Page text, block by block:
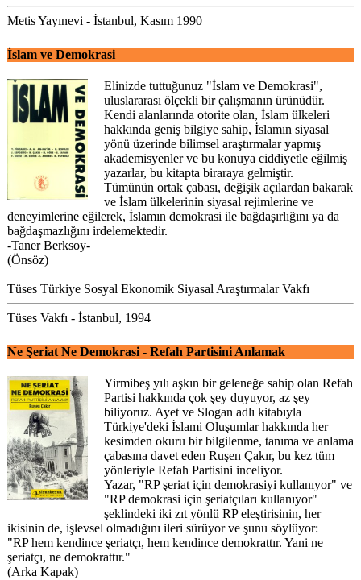
Metis Yayınevi - İstanbul, Kasım 1990
İslam ve Demokrasi
Elinizde tuttuğunuz "İslam ve Demokrasi",
uluslararası ölçekli bir çalışmanın ürünüdür.
Kendi alanlarında otorite olan, İslam ülkeleri
hakkında geniş bilgiye sahip, İslamın siyasal
yönü üzerinde bilimsel araştırmalar yapmış
akademisyenler ve bu konuya ciddiyetle eğilmiş
yazarlar, bu kitapta biraraya gelmiştir.
Tümünün ortak çabası, değişik açılardan bakarak
ve İslam ülkelerinin siyasal rejimlerine ve
deneyimlerine eğilerek, İslamın demokrasi ile bağdaşırlığını ya da
bağdaşmazlığını irdelemektedir.
-Taner Berksoy-
(Önsöz)
Tüses Türkiye Sosyal Ekonomik Siyasal Araştırmalar Vakfı
Tüses Vakfı - İstanbul, 1994
Ne Şeriat Ne Demokrasi - Refah Partisini Anlamak
Yirmibeş yılı aşkın bir geleneğe sahip olan Refah
Partisi hakkında çok şey duyuyor, az şey
biliyoruz. Ayet ve Slogan adlı kitabıyla
Türkiye'deki İslami Oluşumlar hakkında her
kesimden okuru bir bilgilenme, tanıma ve anlama
çabasına davet eden Ruşen Çakır, bu kez tüm
yönleriyle Refah Partisini inceliyor.
Yazar, "RP şeriat için demokrasiyi kullanıyor" ve
"RP demokrasi için şeriatçıları kullanıyor"
şeklindeki iki zıt yönlü RP eleştirisinin, her
ikisinin de, işlevsel olmadığını ileri sürüyor ve şunu söylüyor:
"RP hem kendince şeriatçı, hem kendince demokrattır. Yani ne
şeriatçı, ne demokrattır."
(Arka Kapak)